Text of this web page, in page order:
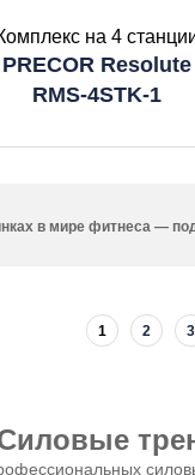
на 4
PRECOR Resolute
RMS-4STK-1
в мире фитнеса —
1 2 3